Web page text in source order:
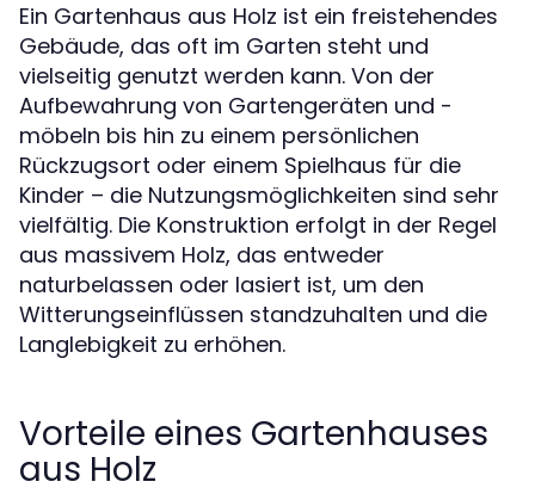
Ein Gartenhaus aus Holz ist ein freistehendes
Gebäude, das oft im Garten steht und
vielseitig genutzt werden kann. Von der
Aufbewahrung von Gartengeräten und -
möbeln bis hin zu einem persönlichen
Rückzugsort oder einem Spielhaus für die
Kinder – die Nutzungsmöglichkeiten sind sehr
vielfältig. Die Konstruktion erfolgt in der Regel
aus massivem Holz, das entweder
naturbelassen oder lasiert ist, um den
Witterungseinflüssen standzuhalten und die
Langlebigkeit zu erhöhen.
Vorteile eines Gartenhauses
aus Holz